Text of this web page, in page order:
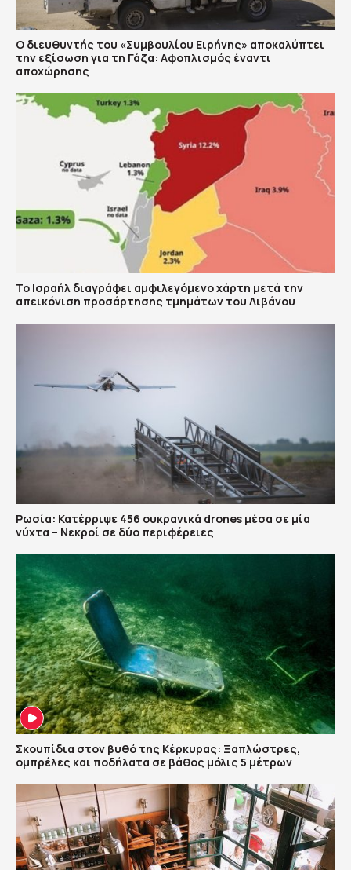
Ο διευθυντής του «Συμβουλίου Ειρήνης» αποκαλύπτει
την εξίσωση για τη Γάζα: Αφοπλισμός έναντι
αποχώρησης
Το Ισραήλ διαγράφει αμφιλεγόμενο χάρτη μετά την
απεικόνιση προσάρτησης τμημάτων του Λιβάνου
Ρωσία: Κατέρριψε 456 ουκρανικά drones μέσα σε μία
νύχτα – Νεκροί σε δύο περιφέρειες
Σκουπίδια στον βυθό της Κέρκυρας: Ξαπλώστρες,
ομπρέλες και ποδήλατα σε βάθος μόλις 5 μέτρων